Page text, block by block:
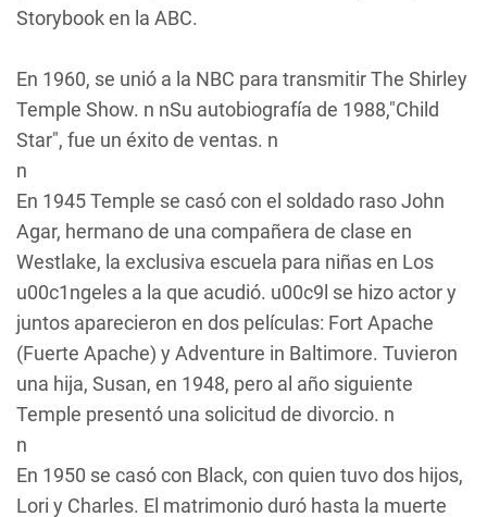
Storybooken la ABC.
En 1960, se unió a la NBC para transmitirThe Shirley
Temple Show. n nSu autobiografía de 1988,"Child
Star", fue un éxito de ventas. n
n
En 1945 Temple se casó con el soldado raso John
Agar, hermano de una compañera de clase en
Westlake, la exclusiva escuela para niñas en Los
u00c1ngeles a la que acudió. u00c9l se hizo actor y
juntos aparecieron en dos películas: Fort Apache
(Fuerte Apache) y Adventure in Baltimore. Tuvieron
una hija, Susan, en 1948, pero al año siguiente
Temple presentó una solicitud de divorcio. n
n
En 1950 se casó con Black, con quien tuvo dos hijos,
Lori y Charles. El matrimonio duró hasta la muerte